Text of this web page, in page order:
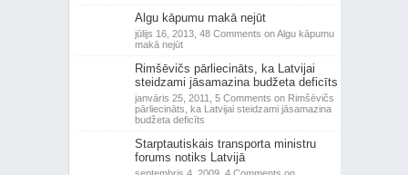
Algu kāpumu makā nejūt
jūlijs 16, 2013, 48 Comments on Algu kāpumu
makā nejūt
Rimšēvičs pārliecināts, ka Latvijai
steidzami jāsamazina budžeta deficīts
janvāris 25, 2011, 5 Comments on Rimšēvičs
pārliecināts, ka Latvijai steidzami jāsamazina
budžeta deficīts
Starptautiskais transporta ministru
forums notiks Latvijā
septembris 4, 2009, 4 Comments on